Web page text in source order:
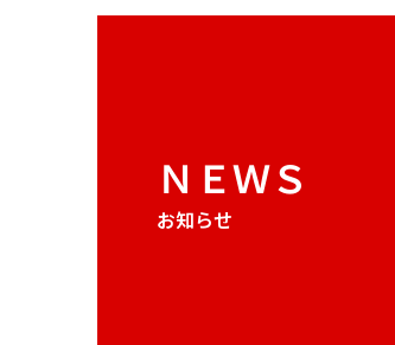
ＮＥＷＳ
お知らせ